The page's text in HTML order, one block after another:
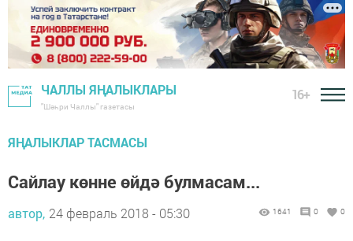
ЧАЛЛЫ ЯҢАЛЫКЛАРЫ
"Шәһри Чаллы" газетасы
16+
ЯҢАЛЫКЛАР ТАСМАСЫ
Сайлау көнне өйдә булмасам...
автор, 24 февраль 2018 - 05:30 1641 0 0